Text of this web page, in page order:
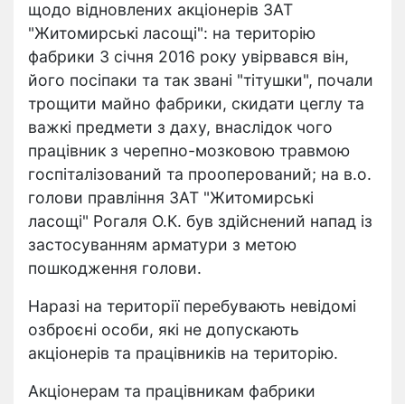
щодо відновлених акціонерів ЗАТ
"Житомирські ласощі": на територію
фабрики 3 січня 2016 року увірвався він,
його посіпаки та так звані "тітушки", почали
трощити майно фабрики, скидати цеглу та
важкі предмети з даху, внаслідок чого
працівник з черепно-мозковою травмою
госпіталізований та прооперований; на в.о.
голови правління ЗАТ "Житомирські
ласощі" Рогаля О.К. був здійснений напад із
застосуванням арматури з метою
пошкодження голови.
Наразі на території перебувають невідомі
озброєні особи, які не допускають
акціонерів та працівників на територію.
Акціонерам та працівникам фабрики